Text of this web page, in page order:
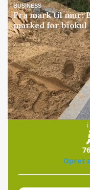
BUSINESS
Fra mark til mur:
marked for biokul
i
76
Opret